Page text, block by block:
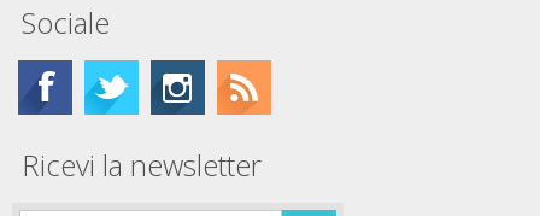
Sociale
Ricevi la newsletter